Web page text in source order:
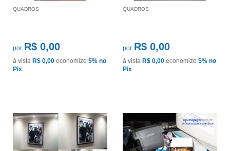
QUADROS
por R$ 0,00
à vista R$ 0,00 economize 5% no
Pix
QUADROS
por R$ 0,00
à vista R$ 0,00 economize 5% no
Pix